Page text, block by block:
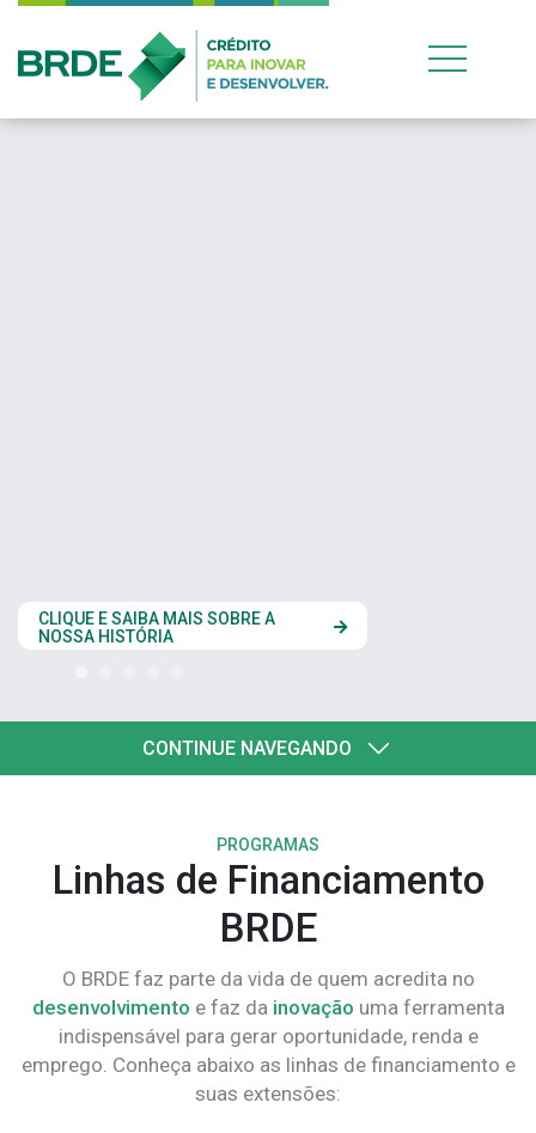
CLIQUE AQUI
CONTINUE NAVEGANDO
PROGRAMAS
Linhas de Financiamento
BRDE
O BRDE faz parte da vida de quem acredita no
desenvolvimento e faz da inovação uma ferramenta
indispensável para gerar oportunidade, renda e
emprego. Conheça abaixo as linhas de financiamento e
suas extensões: